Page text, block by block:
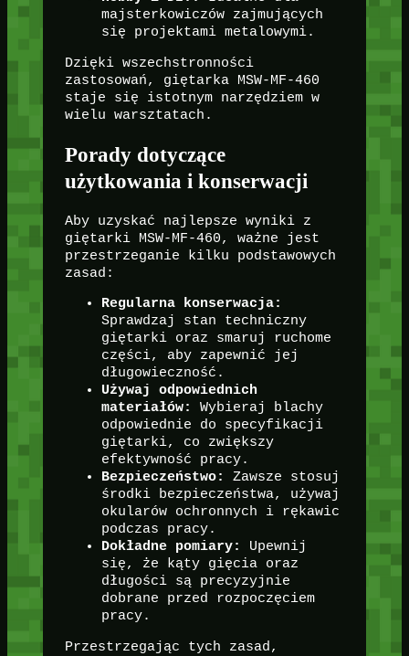
majsterkowiczów zajmujących
się projektami metalowymi.
Dzięki wszechstronności
zastosowań, giętarka MSW-MF-460
staje się istotnym narzędziem w
wielu warsztatach.
Porady dotyczące
użytkowania i konserwacji
Aby uzyskać najlepsze wyniki z
giętarki MSW-MF-460, ważne jest
przestrzeganie kilku podstawowych
zasad:
Regularna konserwacja:
Sprawdzaj stan techniczny
giętarki oraz smaruj ruchome
części, aby zapewnić jej
długowieczność.
Używaj odpowiednich
materiałów:
Wybieraj blachy
odpowiednie do specyfikacji
giętarki, co zwiększy
efektywność pracy.
Bezpieczeństwo:
Zawsze stosuj
środki bezpieczeństwa, używaj
okularów ochronnych i rękawic
podczas pracy.
Dokładne pomiary:
Upewnij
się, że kąty gięcia oraz
długości są precyzyjnie
dobrane przed rozpoczęciem
pracy.
Przestrzegając tych zasad,